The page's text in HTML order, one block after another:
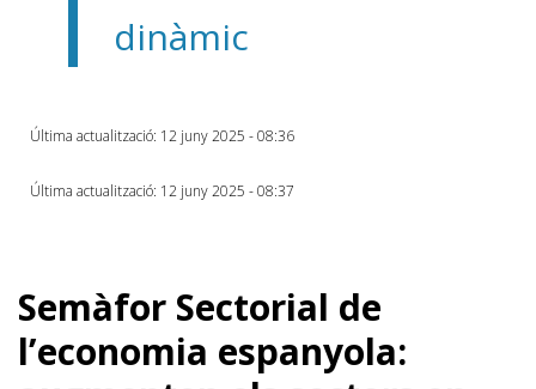
dinàmic
Última actualització: 12 juny 2025 - 08:36
Última actualització: 12 juny 2025 - 08:37
Semàfor Sectorial de
l’economia espanyola: